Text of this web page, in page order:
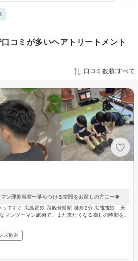
コミが多いヘアトリートメント
口コミ数順:すべて
ン理美容室〜落ちつける空間をお探しの方に〜🍀
ってすぐ 広島電鉄 西観音町駅 徒歩2分 広電電鉄 天
ンツーマン施術で、また来たくなる癒しの時間を。
ズ歓迎